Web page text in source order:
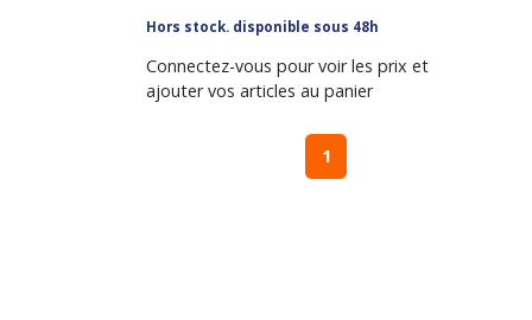
Hors stock. disponible sous 48h
Connectez-vous pour voir les prix et
ajouter vos articles au panier
1